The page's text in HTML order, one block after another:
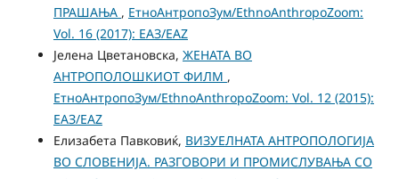
ПРАШАЊА , ЕтноАнтропоЗум/EthnoAnthropoZoom:
Vol. 16 (2017): ЕАЗ/EAZ
Јелена Цветановска, ЖЕНАТА ВО
АНТРОПОЛОШКИОТ ФИЛМ ,
ЕтноАнтропоЗум/EthnoAnthropoZoom: Vol. 12 (2015):
ЕАЗ/EAZ
Елизабета Павковиќ, ВИЗУЕЛНАТА АНТРОПОЛОГИЈА
ВО СЛОВЕНИЈА. РАЗГОВОРИ И ПРОМИСЛУВАЊА СО